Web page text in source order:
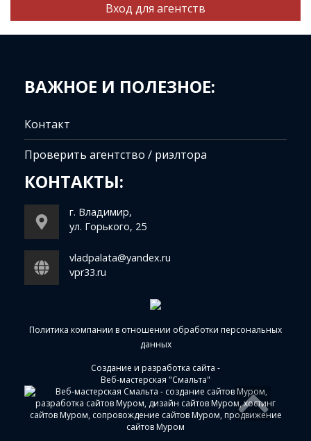
Вход для агентств
ВАЖНОЕ И ПОЛЕЗНОЕ:
Контакт
Проверить агентство / риэлтора
КОНТАКТЫ:
г. Владимир,
ул. Горького, 25
vladpalata@yandex.ru
vpr33.ru
Политика компании в отношении обработки персональных
данных
Создание и разработка сайта -
Веб-мастерская "Смальта"